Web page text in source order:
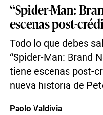
“Spider-Man:
escenas post-
Todo lo que debes
“Spider-Man: Brand
tiene escenas post-
nueva historia de
Paolo Valdivia